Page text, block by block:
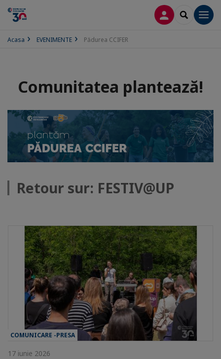
CONECTARE
SEARCH
Acasa EVENIMENTE Pădurea CCIFER
Comunitatea plantează!
Retour sur: FESTIV@UP
COMUNICARE -PRESA
17 iunie 2026